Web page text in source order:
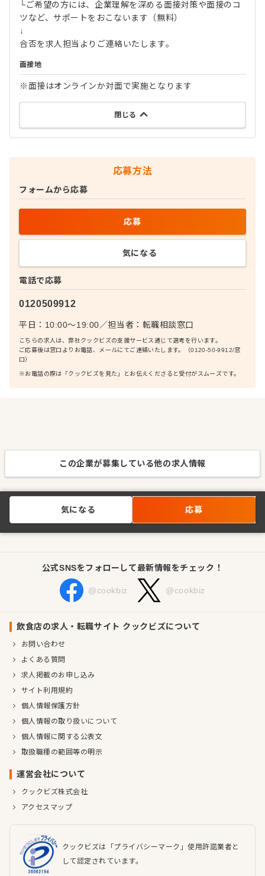
└ご希望の方には、企業理解を深める面接対策や面接のコ
ツなど、サポートをおこないます（無料）
↓
合否を求人担当よりご連絡いたします。
面接地
※面接はオンラインか対面で実施となります
閉じる
応募方法
電話で応募
0120509912
平日：10:00〜19:00／担当者： 転職相談窓口
こちらの求人は、弊社クックビズの支援サービス通じて選考を行います。
ご応募後は窓口よりお電話、メールにてご連絡いたします。（0120-50-9912/窓
口）
※お電話の際は「クックビズを見た」とお伝えくださると受付がスムーズです。
フォームから応募
応募
気になる
この企業が募集している他の求人情報
気になる 応募
公式SNSをフォローして最新情報をチェック！
@cookbiz @cookbiz
飲食店の求人・転職サイト クックビズについて
お問い合わせ
よくある質問
求人掲載のお申し込み
サイト利用規約
個人情報保護方針
個人情報の取り扱いについて
個人情報に関する公表文
取扱職種の範囲等の明示
運営会社について
クックビズ株式会社
アクセスマップ
クックビズは「プライバシーマーク」使用許諾業者と
して認定されています。